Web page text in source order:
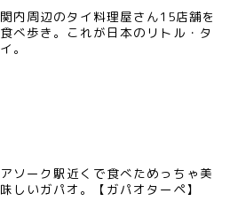
関内周辺のタイ料理屋さん15店舗を
食べ歩き。これが日本のリトル・タ
イ。
アソーク駅近くで食べためっちゃ美
味しいガパオ。【ガパオターペ】